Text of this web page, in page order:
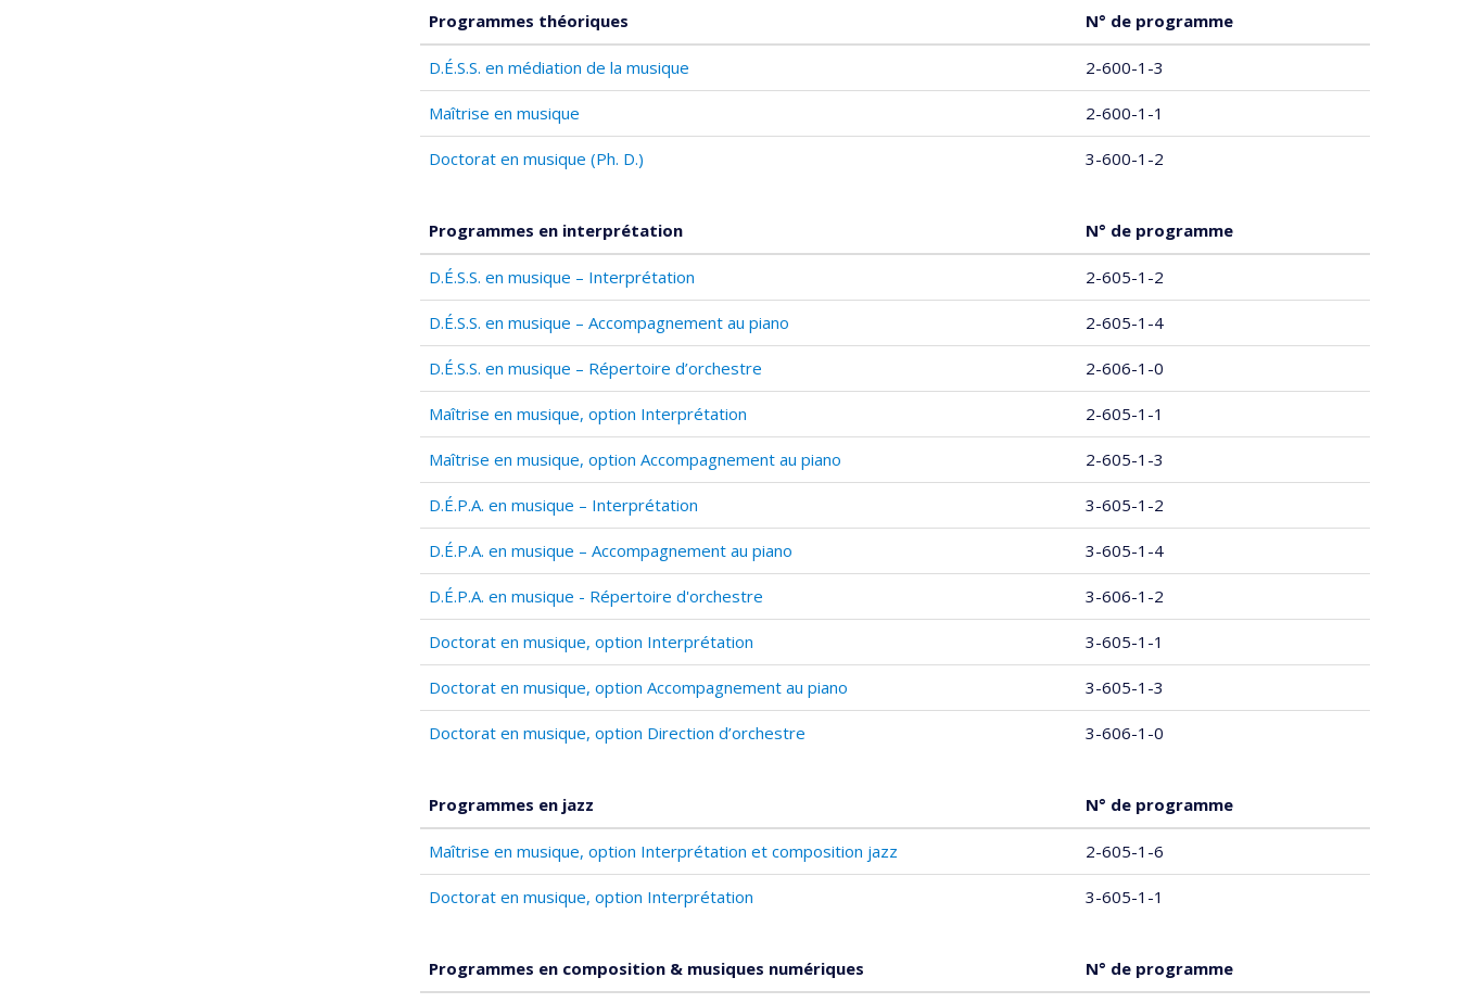
Programmes théoriques N° de programme
D.É.S.S. en médiation de la musique 2-600-1-3
Maîtrise en musique 2-600-1-1
Doctorat en musique (Ph. D.) 3-600-1-2
Programmes en interprétation N° de programme
D.É.S.S. en musique – Interprétation 2-605-1-2
D.É.S.S. en musique – Accompagnement au piano 2-605-1-4
D.É.S.S. en musique – Répertoire d’orchestre 2-606-1-0
Maîtrise en musique, option Interprétation 2-605-1-1
Maîtrise en musique, option Accompagnement au piano 2-605-1-3
D.É.P.A. en musique – Interprétation 3-605-1-2
D.É.P.A. en musique – Accompagnement au piano 3-605-1-4
D.É.P.A. en musique - Répertoire d'orchestre 3-606-1-2
Doctorat en musique, option Interprétation 3-605-1-1
Doctorat en musique, option Accompagnement au piano 3-605-1-3
Doctorat en musique, option Direction d’orchestre 3-606-1-0
Programmes en jazz N° de programme
Maîtrise en musique, option Interprétation et composition jazz 2-605-1-6
Doctorat en musique, option Interprétation 3-605-1-1
Programmes en composition & musiques numériques N° de programme